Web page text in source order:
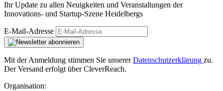
Ihr Update zu allen Neuigkeiten und Veranstaltungen der
Innovations- und Startup-Szene Heidelbergs
E-Mail-Adresse
Mit der Anmeldung stimmen Sie unsererDatenschutzerklärung zu.
Der Versand erfolgt über CleverReach.
Organisation: